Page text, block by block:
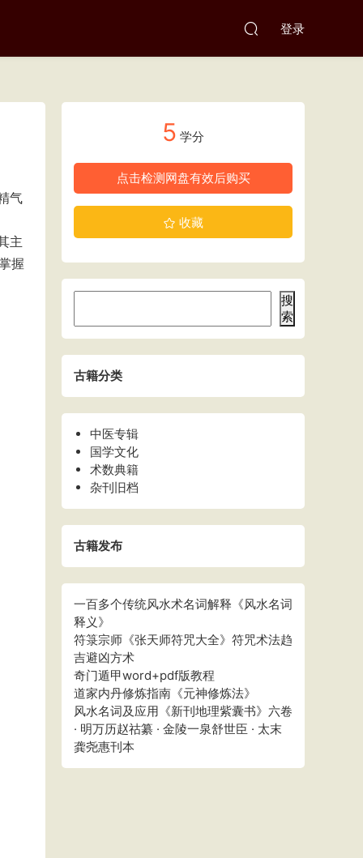
登录
气
主
握
5 学分
点击检测网盘有效后购买
收藏
搜
索
古籍分类
中医专辑
国学文化
术数典籍
杂刊旧档
古籍发布
一百多个传统风水术名词解释《风水名词
释义》
符箓宗师《张天师符咒大全》符咒术法趋
吉避凶方术
奇门遁甲word+pdf版教程
道家内丹修炼指南《元神修炼法》
风水名词及应用《新刊地理紫囊书》六卷
· 明万历赵祜纂 · 金陵一泉舒世臣 · 太末
龚尧惠刊本